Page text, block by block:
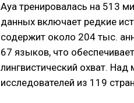
Aya тренировалась на 513
данных включает редкие
содержит около 204 тыс.
67 языков, что
лингвистический охват.
исследователей из 119